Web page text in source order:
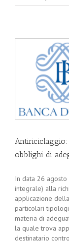
Antiriciclaggio:
obblighi di
In data 26 agosto
integrale) alla
applicazione
particolari
materia di
la quale trova
destinatario